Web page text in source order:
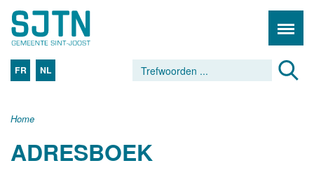
FR NL
Home
ADRESBOEK